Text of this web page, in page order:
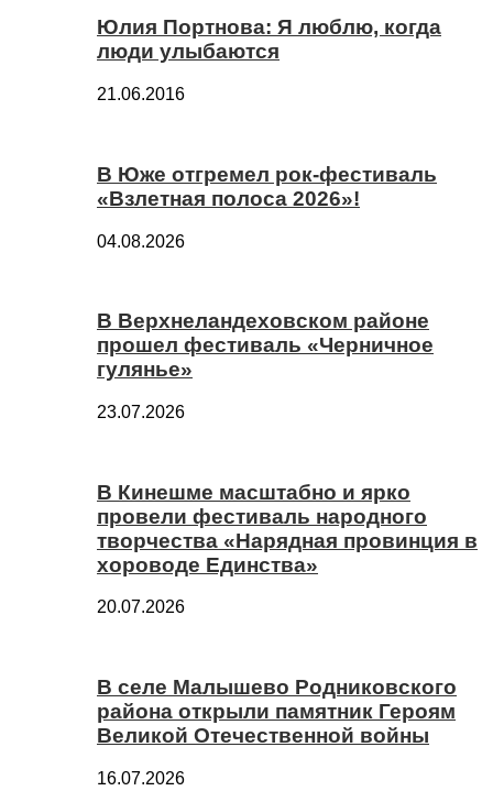
Юлия Портнова: Я люблю, когда
люди улыбаются
21.06.2016
В Юже отгремел рок-фестиваль
«Взлетная полоса 2026»!
04.08.2026
В Верхнеландеховском районе
прошел фестиваль «Черничное
гулянье»
23.07.2026
В Кинешме масштабно и ярко
провели фестиваль народного
творчества «Нарядная провинция в
хороводе Единства»
20.07.2026
В селе Малышево Родниковского
района открыли памятник Героям
Великой Отечественной войны
16.07.2026